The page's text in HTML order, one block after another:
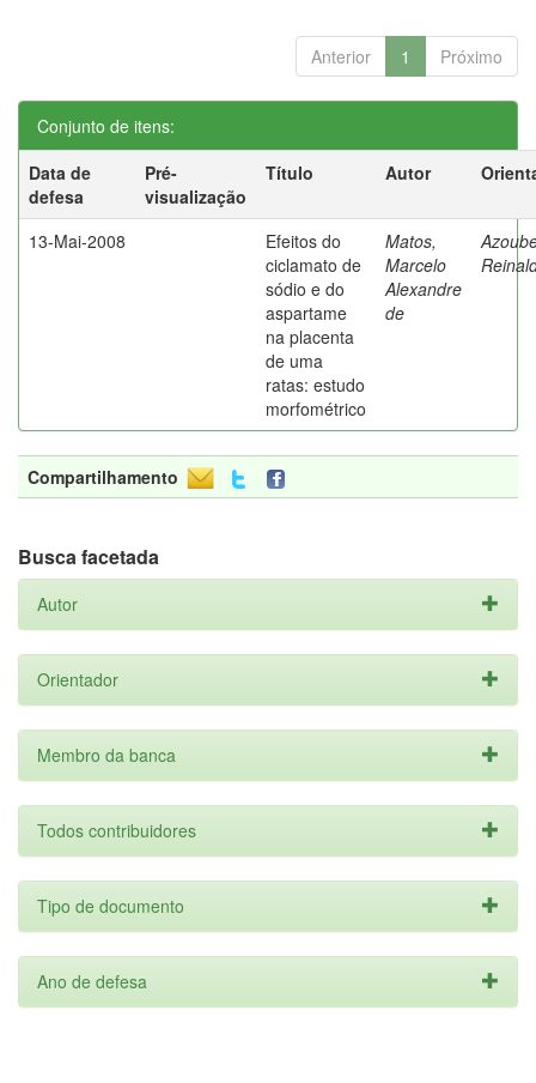
Anterior 1 Próximo
Conjunto de itens:
Data de
defesa
Pré-
visualização
Título Autor
13-Mai-2008
Efeitos do
ciclamato de
sódio e do
aspartame
na placenta
de uma
ratas: estudo
morfométrico
Matos,
Marcelo
Alexandre
de
Compartilhamento
Busca facetada
Autor
Orientador
Membro da banca
Todos contribuidores
Tipo de documento
Ano de defesa